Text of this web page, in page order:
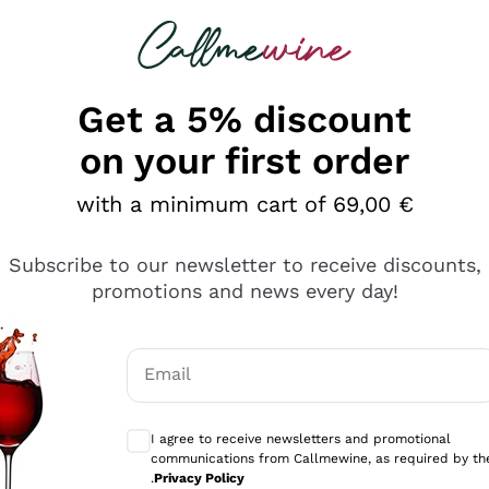
looking for
è male ma secondo me ci sono alternative che
Get a 5% discount
on your first order
with a minimum cart of 69,00 €
Subscribe to our newsletter to receive discounts,
promotions and news every day!
Email
I agree to receive newsletters and promotional
communications from Callmewine, as required by
.Privacy Policy